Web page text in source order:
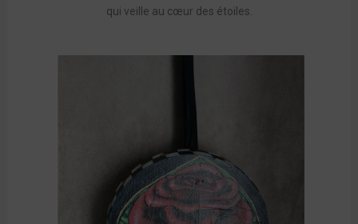
qui veille au cœur des étoiles.